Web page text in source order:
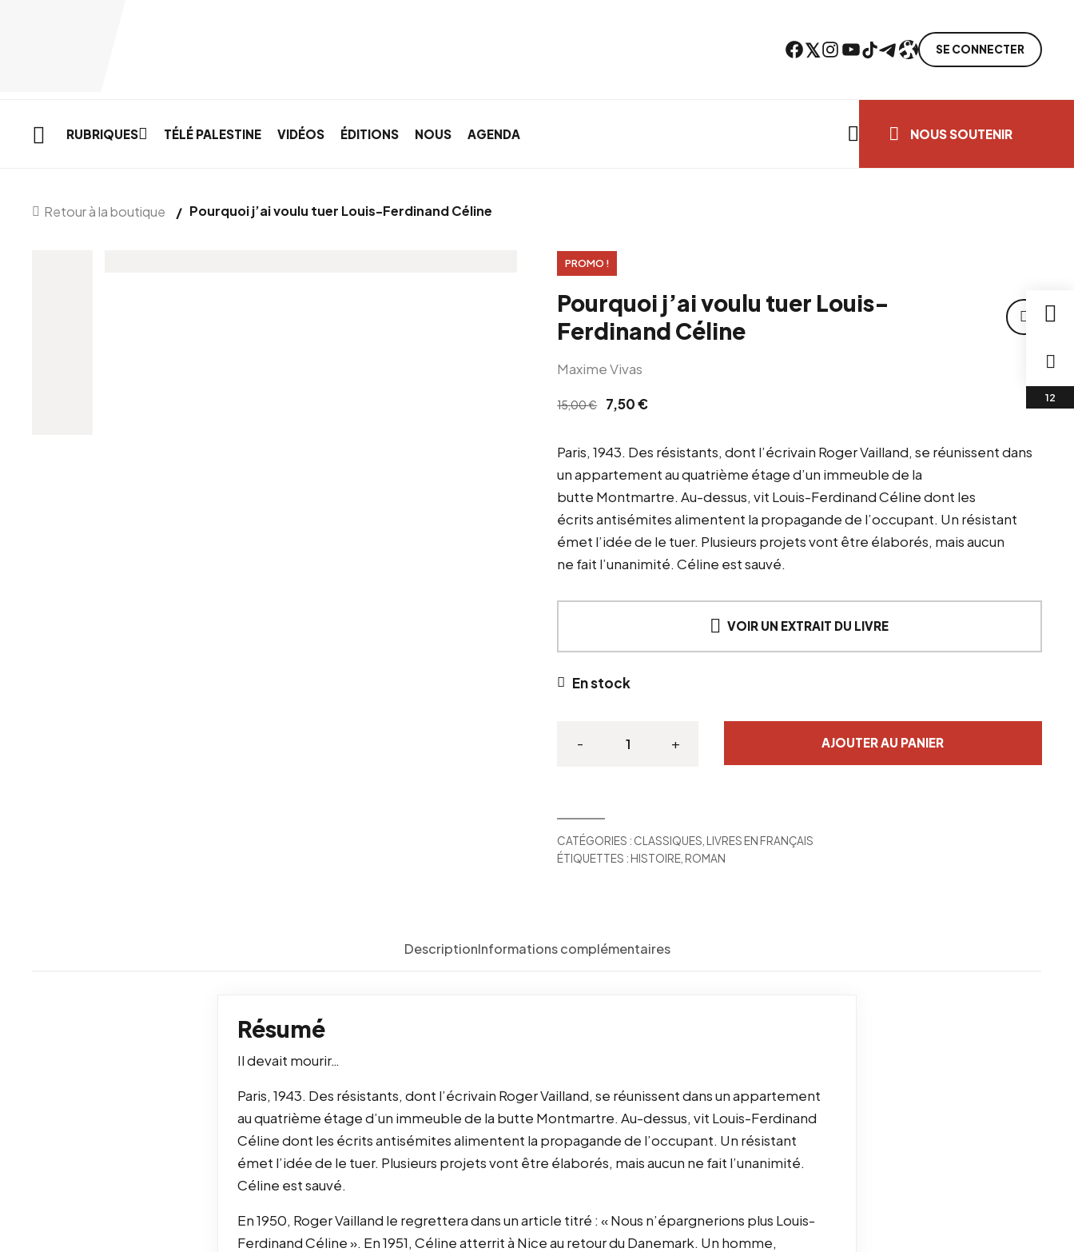
Facebook Twitter Instagram YouTube TikTok TelegramLien SE CONNECTER
RUBRIQUES TÉLÉ PALESTINE VIDÉOS ÉDITIONS NOUS AGENDA NOUS SOUTENIR
Retour à la boutique Pourquoi j’ai voulu tuer Louis-Ferdinand Céline
PROMO !
Pourquoi j’ai voulu tuer Louis-
Ferdinand Céline
Maxime Vivas
15,00€
Le
initial
était :
15,00 €.
7,50€Le
actuel
est :
7,50 €.
Paris, 1943. Des résistants, dont l’écrivain Roger Vailland, se réunissentdans
unappartement auquatrième étage d’un immeuble de la
butte Montmartre. Au-dessus, vit Louis-Ferdinand Céline dont les
écritsantisémites alimentent la propagande de l’occupant. Un résistant
émet l’idée de le tuer. Plusieurs projets vont être élaborés, mais aucun
ne fait l’unanimité. Céline est sauvé.
VOIR UN EXTRAIT DU LIVRE
En stock
Pourquoi
Louis-
Ferdinand
- + AJOUTER AU PANIER
CATÉGORIES : CLASSIQUES LIVRES EN FRANÇAIS
ÉTIQUETTES : HISTOIRE ROMAN
DescriptionInformations complémentaires
Résumé
Il devait mourir…
Paris, 1943. Des résistants, dont l’écrivain Roger Vailland, se réunissent dans un appartement
au quatrième étage d’un immeuble de la butte Montmartre. Au-dessus, vit Louis-Ferdinand
Céline dont les écrits antisémites alimentent la propagande de l’occupant. Un résistant
émet l’idée de le tuer. Plusieurs projets vont être élaborés, mais aucun ne fait l’unanimité.
Céline est sauvé.
En 1950, Roger Vailland le regrettera dans un article titré : « Nous n’épargnerions plus Louis-
Ferdinand Céline ». En 1951, Céline atterrit à Nice au retour du Danemark. Un homme,